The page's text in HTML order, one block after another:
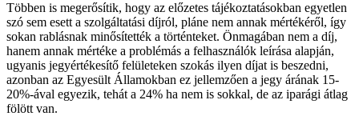
Többen is megerősítik, hogy az előzetes tájékoztatásokban egyetlen
szó sem esett a szolgáltatási díjról, pláne nem annak mértékéről, így
sokan rablásnak minősítették a történteket. Önmagában nem a díj,
hanem annak mértéke a problémás a felhasználók leírása alapján,
ugyanis jegyértékesítő felületeken szokás ilyen díjat is beszedni,
azonban az Egyesült Államokban ez jellemzően a jegy árának 15-
20%-ával egyezik, tehát a 24% ha nem is sokkal, de az iparági átlag
fölött van.